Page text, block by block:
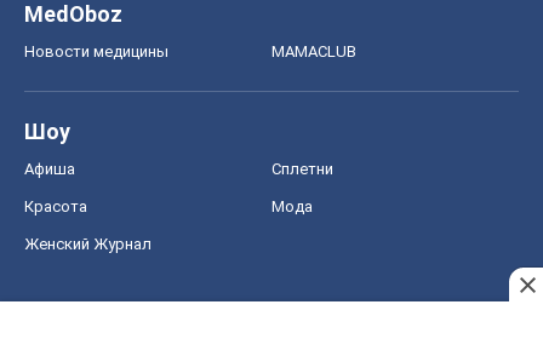
MedOboz
Новости медицины MAMACLUB
Шоу
Афиша Сплетни
Красота Мода
Женский Журнал